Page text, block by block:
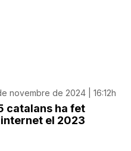
novembre de 2024 | 16:12h
catalans ha fet
el 2023